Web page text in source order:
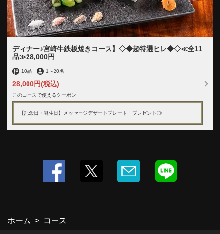
ディナー♪宮崎牛鉄板焼きコース】◇◆超特選ヒレ◆◇≪全11
品≫28,000円
10品 1 ～20名
28,000円(税込)
このコースで使えるクーポン
【記念日・誕生日】メッセージデザートプレート プレゼント◎
ホーム コース